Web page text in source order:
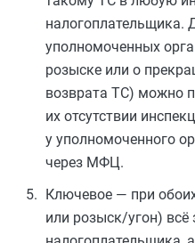
налогоплательщика.
уполномоченных
розыске или о
возврата ТС) можно
их отсутствии
у уполномоченного
через МФЦ.
Ключевое — при
или розыск/угон) всё